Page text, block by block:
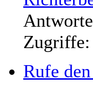
Zugriffe:
Rufe